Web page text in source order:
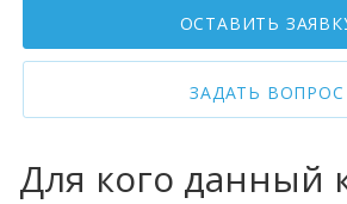
ОСТАВИТЬ
ЗАДАТЬ ВОПРОС
Для кого данный